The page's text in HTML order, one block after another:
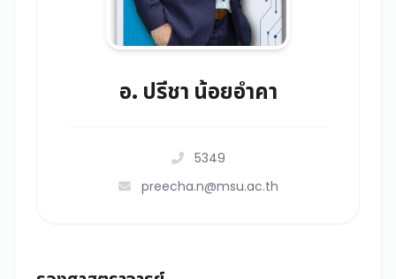
อ. ปรีชา น้อยอำคา
5349
preecha.n@msu.ac.th